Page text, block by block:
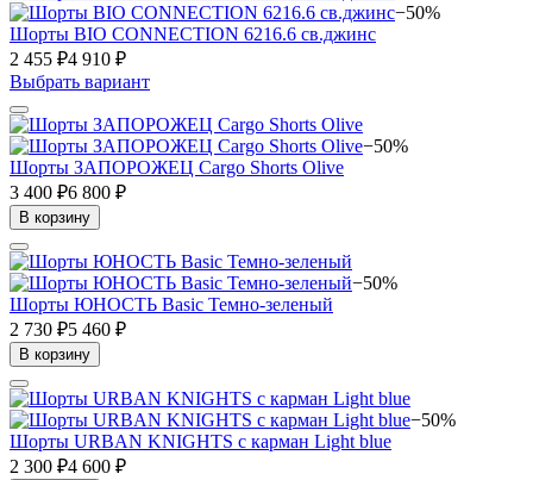
−50%
Шорты BIO CONNECTION 6216.6 св.джинс
2 455 ₽4 910 ₽
Выбрать вариант
−50%
Шорты ЗАПОРОЖЕЦ Cargo Shorts Olive
3 400 ₽6 800 ₽
В корзину
−50%
Шорты ЮНОСТЬ Basic Темно-зеленый
2 730 ₽5 460 ₽
В корзину
−50%
Шорты URBAN KNIGHTS с карман Light blue
2 300 ₽4 600 ₽